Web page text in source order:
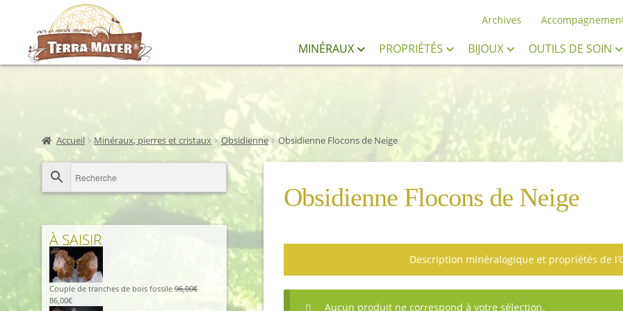
Aller
à
la
Aller
au
contenu
Archives
MINÉRAUX PROPRIÉTÉS BIJOUX OUTILS DE SOIN
Accueil Minéraux, pierres et cristaux Obsidienne Obsidienne Flocons de Neige
Obsidienne Flocons de Neige
Description minéralogique et propriétés de
Aucun produit ne correspond à votre sélection.
À SAISIR
Couple de tranches de bois fossile 96,00€
Le
86,00€Le